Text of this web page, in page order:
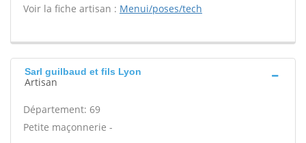
Voir la fiche artisan : Menui/poses/tech
Sarl guilbaud et fils Lyon
Artisan
Département: 69
Petite maçonnerie -